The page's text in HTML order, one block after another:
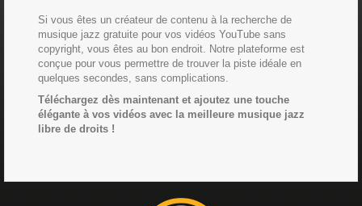
Si vous êtes un créateur de contenu à la recherche de
musique jazz gratuite pour vos vidéos YouTube sans
copyright, vous êtes au bon endroit. Notre plateforme est
conçue pour vous permettre de trouver la piste idéale en
quelques secondes, sans complications.
Téléchargez dès maintenant et ajoutez une touche
élégante à vos vidéos avec la meilleure musique jazz
libre de droits !